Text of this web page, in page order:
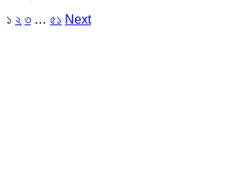
১ ২ ৩ … ৫১ Next